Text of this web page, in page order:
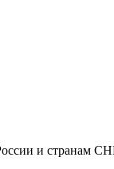
и странам